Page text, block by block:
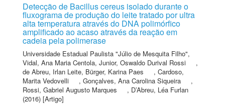
Detecção de Bacillus cereus isolado durante o
fluxograma de produção do leite tratado por ultra
alta temperatura através do DNA polimórfico
amplificado ao acaso através da reação em
cadeia pela polimerase
Universidade Estadual Paulista "Júlio de Mesquita Filho",
Vidal, Ana Maria Centola, Junior, Oswaldo Durival Rossi
,
de Abreu, Irlan Leite, Bürger, Karina Paes , Cardoso,
Marita Vedovelli
, Gonçalves, Ana Carolina Siqueira
,
Rossi, Gabriel Augusto Marques
, D’Abreu, Léa Furlan
(2016) [Artigo]